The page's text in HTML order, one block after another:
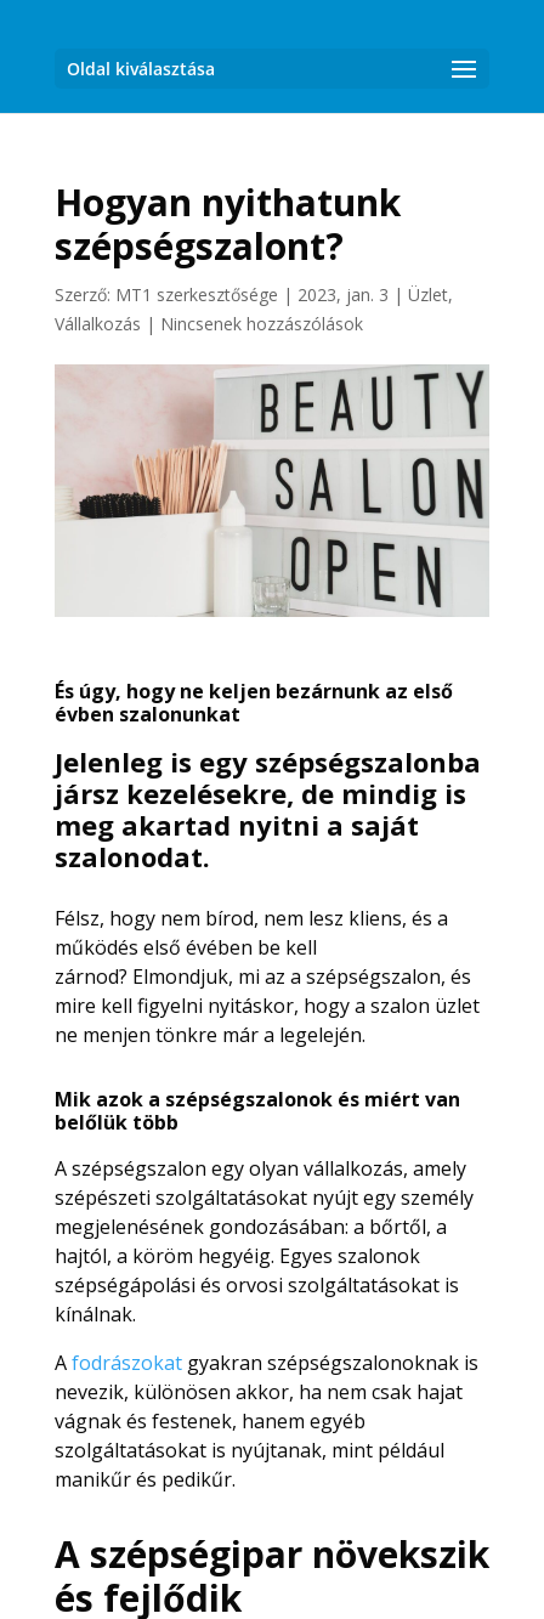
Oldal kiválasztása
Hogyan nyithatunk
szépségszalont?
Szerző: MT1 szerkesztősége | 2023, jan. 3 | Üzlet,
Vállalkozás | Nincsenek hozzászólások
És úgy, hogy ne keljen bezárnunk az első
évben szalonunkat
Jelenleg is egy szépségszalonba
jársz kezelésekre, de mindig is
meg akartad nyitni a saját
szalonodat.
Félsz, hogy nem bírod, nem lesz kliens, és a
működés első évében be kell
zárnod? Elmondjuk, mi az a szépségszalon, és
mire kell figyelni nyitáskor, hogy a szalon üzlet
ne menjen tönkre már a legelején.
Mik azok a szépségszalonokés miért van
belőlük több
A szépségszalon egy olyan vállalkozás, amely
szépészeti szolgáltatásokat nyújt egy személy
megjelenésének gondozásában: a bőrtől, a
hajtól, a köröm hegyéig. Egyes szalonok
szépségápolási és orvosi szolgáltatásokat is
kínálnak.
Afodrászokatgyakran szépségszalonoknak is
nevezik, különösen akkor, ha nem csak hajat
vágnak és festenek, hanem egyéb
szolgáltatásokat is nyújtanak, mint például
manikűr és pedikűr.
A szépségipar növekszik
és fejlődik